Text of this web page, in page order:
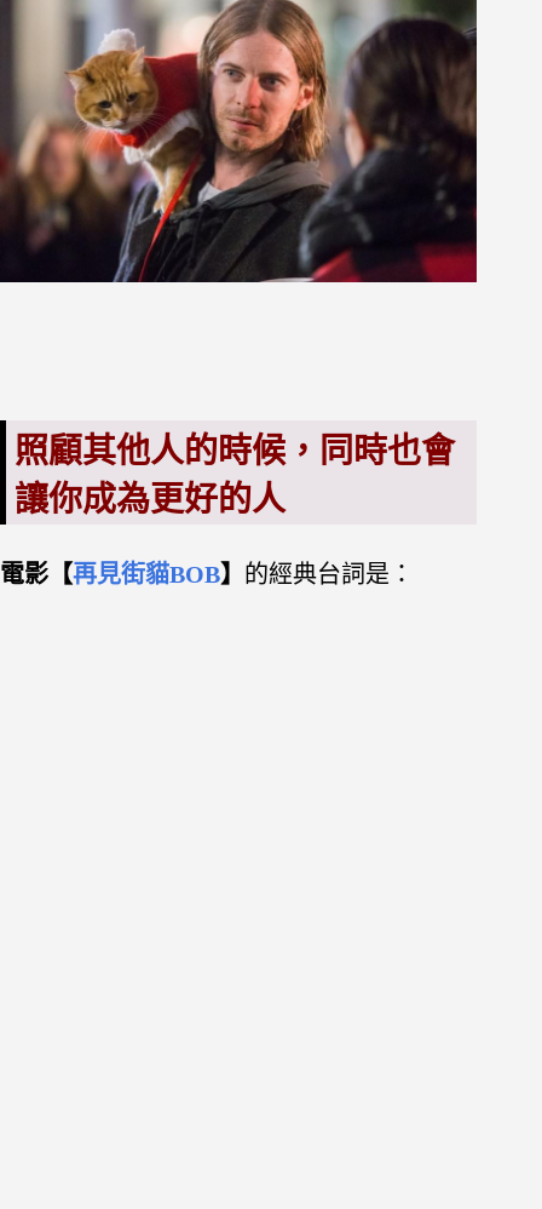
照顧其他人的時候，同時也會
讓你成為更好的人
電影【再見街貓BOB】 的經典台詞是：